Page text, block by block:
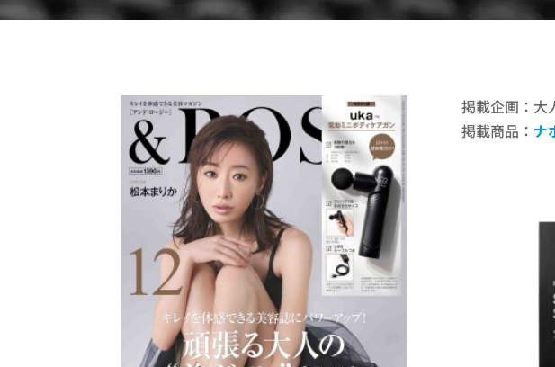
掲載企画：大
掲載商品： ナ